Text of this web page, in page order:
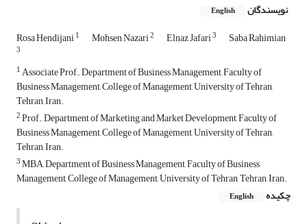
نویسندگان English
Rosa Hendijani1 Mohsen Nazari2 Elnaz Jafari3 Saba Rahimian
3
1Associate Prof., Department of Business Management, Faculty of
Business Management, College of Management, University of Tehran,
Tehran, Iran.
2Prof., Department of Marketing and Market Development, Faculty of
Business Management, College of Management, University of Tehran,
Tehran, Iran.
3MBA, Department of Business Management, Faculty of Business
Management, College of Management, University of Tehran, Tehran, Iran.
چکیده
English